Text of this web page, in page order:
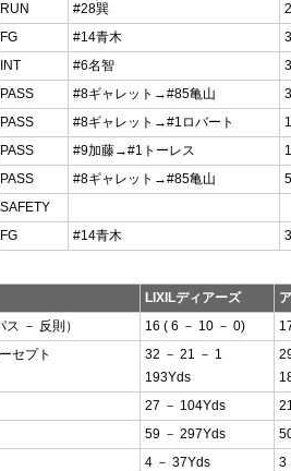
RUN #28巽
2
FG #14青木
INT #6名智
PASS #8ギャレット→#85亀山
PASS #8ギャレット→#1ロバート
PASS #9加藤→#1トーレス
PASS #8ギャレット→#85亀山
5
SAFETY
FG #14青木
LIXILディアーズ
－ 反則）
16 ( 6 － 10 － 0)
セプト
32 － 21 － 1
193Yds
27 － 104Yds
59 － 297Yds
4 － 37Yds
3